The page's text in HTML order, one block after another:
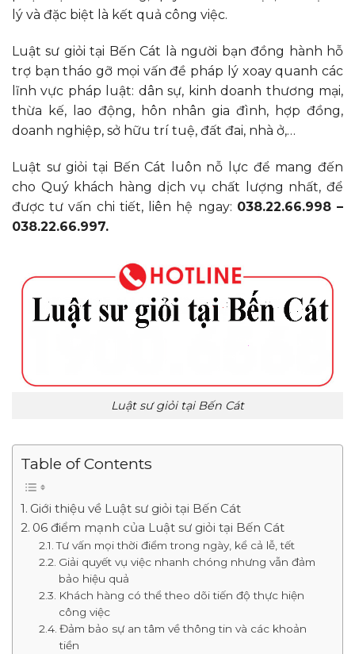
lý và đặc biệt là kết quả công việc.
Luật sư giỏi tại Bến Cát là người bạn đồng hành hỗ
trợ bạn tháo gỡ mọi vấn đề pháp lý xoay quanh các
lĩnh vực pháp luật: dân sự, kinh doanh thương mại,
thừa kế, lao động, hôn nhân gia đình, hợp đồng,
doanh nghiệp, sở hữu trí tuệ, đất đai, nhà ở,…
Luật sư giỏi tại Bến Cát luôn nỗ lực để mang đến
cho Quý khách hàng dịch vụ chất lượng nhất, để
được tư vấn chi tiết, liên hệ ngay: 038.22.66.998 –
038.22.66.997.
Luật sư giỏi tại Bến Cát
Table of Contents
Giới thiệu về Luật sư giỏi tại Bến Cát
06 điểm mạnh của Luật sư giỏi tại Bến Cát
Tư vấn mọi thời điểm trong ngày, kể cả lễ, tết
Giải quyết vụ việc nhanh chóng nhưng vẫn đảm
bảo hiệu quả
Khách hàng có thể theo dõi tiến độ thực hiện
công việc
Đảm bảo sự an tâm về thông tin và các khoản
tiền